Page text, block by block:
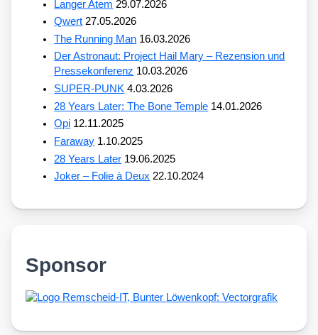
Langer Atem 29.07.2026
Qwert 27.05.2026
The Running Man 16.03.2026
Der Astronaut: Project Hail Mary – Rezension und
Pressekonferenz 10.03.2026
SUPER-PUNK 4.03.2026
28 Years Later: The Bone Temple 14.01.2026
Opi 12.11.2025
Faraway 1.10.2025
28 Years Later 19.06.2025
Joker – Folie à Deux 22.10.2024
Sponsor